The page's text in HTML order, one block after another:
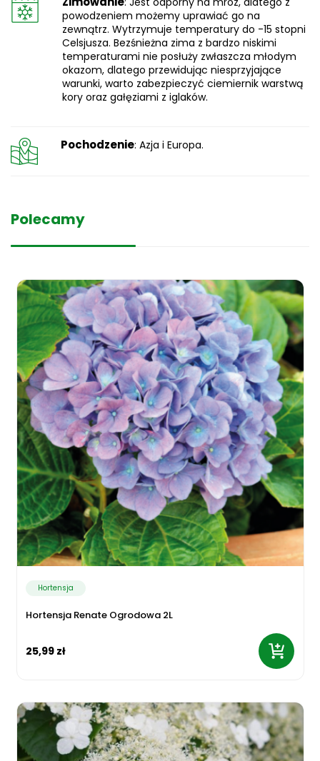
powodzeniem możemy uprawiać go na
zewnątrz. Wytrzymuje temperatury do -15 stopni
Celsjusza. Bezśnieżna zima z bardzo niskimi
temperaturami nie posłuży zwłaszcza młodym
okazom, dlatego przewidując niesprzyjające
warunki, warto zabezpieczyć ciemiernik warstwą
kory oraz gałęziami z iglaków.
Pochodzenie: Azja i Europa.
Polecamy
Hortensja
Hortensja Renate Ogrodowa 2L
25,99 zł